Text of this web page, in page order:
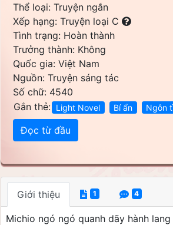
Thể loại: Truyện ngắn
Xếp hạng: Truyện loại C
Tình trạng: Hoàn thành
Trưởng thành: Không
Quốc gia: Việt Nam
Nguồn: Truyện sáng tác
Số chữ: 4540
Gắn thẻ: Light Novel Bí ẩn Ngôn
Đọc từ đầu
Giới thiệu 1 4
Michio ngó ngó quanh dãy hành